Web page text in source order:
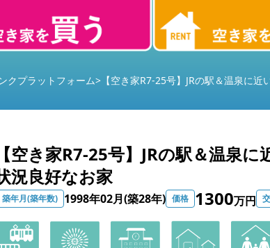
クプラットフォーム> 【空き家R7-25号】JRの駅＆温泉に
空き家R7-25号】JRの駅＆温泉
況良好なお家
築年月(築年数) 1998年02月(築28年) 価格 1300万円